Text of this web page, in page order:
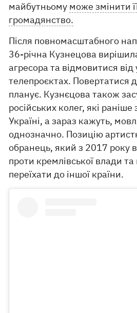
майбутньому може змінити
громадянство.
Після повномасштабного
36-річна Кузнецова
агресора та відмовитися від
телепроєктах. Повертатися
планує. Кузнєцова також
російських колег, які раніше
Україні, а зараз кажуть,
однозначно. Позицію
обранець, який з 2017 року
проти кремлівської влади
переїхати до іншої країни.